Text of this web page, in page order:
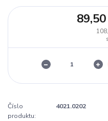
Číslo
produktu:
4021.0202